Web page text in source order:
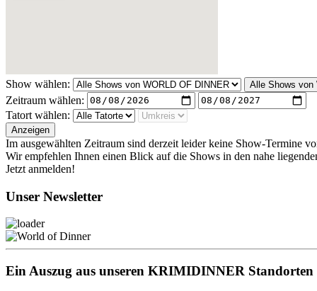
Show wählen: Alle Shows von
Zeitraum wählen:
Tatort wählen:
Anzeigen
Im ausgewählten Zeitraum sind derzeit leider keine Show-Termine
Wir empfehlen Ihnen einen Blick auf die Shows in den nahe
Jetzt anmelden!
Unser Newsletter
Ein Auszug aus unseren KRIMIDINNER Standorten